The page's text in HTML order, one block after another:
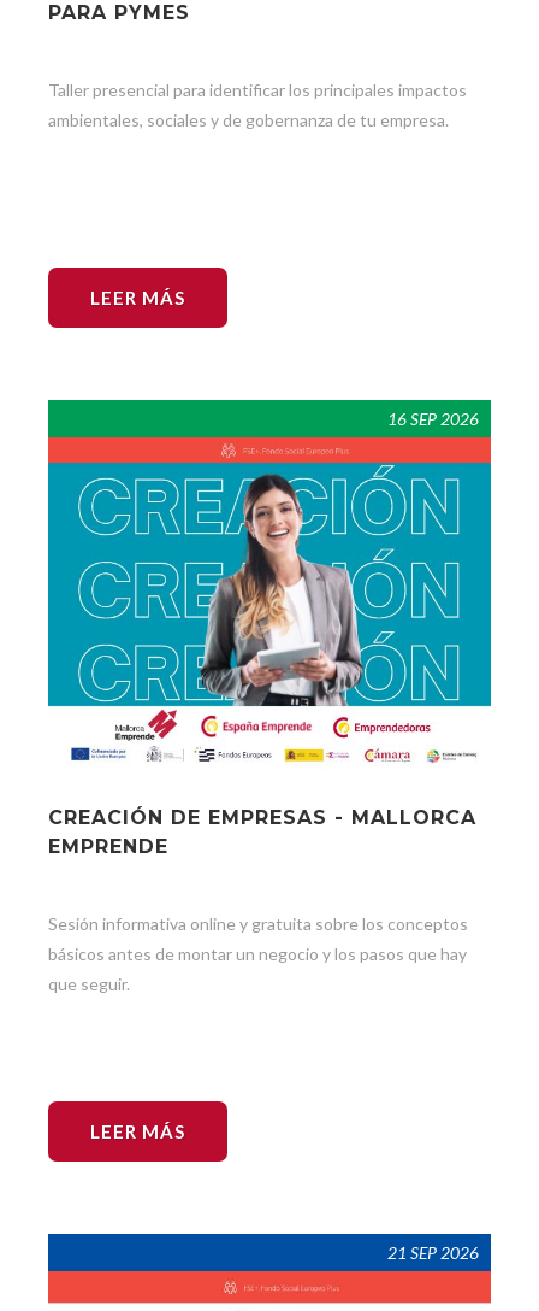
PARA PYMES
Taller presencial para identificar los principales impactos
ambientales, sociales y de gobernanza de tu empresa.
LEER MÁS
16 SEP 2026
CREACIÓN DE EMPRESAS - MALLORCA
EMPRENDE
Sesión informativa online y gratuita sobre los conceptos
básicos antes de montar un negocio y los pasos que hay
que seguir.
LEER MÁS
21 SEP 2026